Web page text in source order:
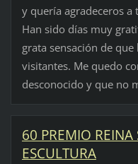
y quería agradeceros a
Han sido días muy
grata sensación de
visitantes. Me quedo
desconocido y que no
60 PREMIO
ESCULTURA